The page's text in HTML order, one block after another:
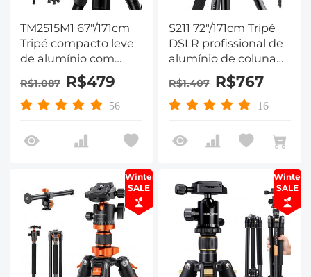
TM2515M1 67"/171cm
Tripé compacto leve
de alumínio com
cabeça esférica
panorâmica de 360°
R$1.087 R$479
56
S211 72"/171cm Tripé
DSLR profissional de
alumínio de coluna
central transversal
com cabeça esférica
de 360°
R$1.407 R$767
16
Winter
SALE
Winter
SALE